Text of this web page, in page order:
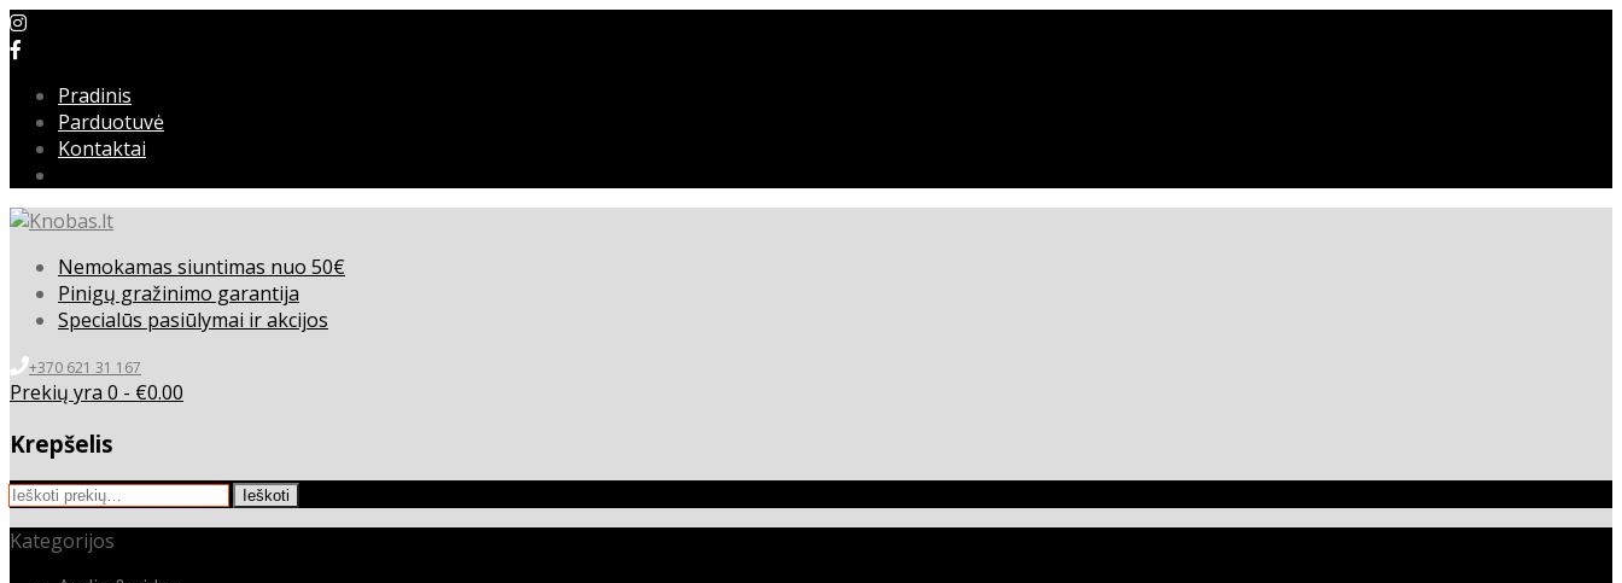
Pradinis
Parduotuvė
Kontaktai
Nemokamas siuntimas nuo 50€
Pinigų gražinimo garantija
Specialūs pasiūlymai ir akcijos
+370 621 31 167
Prekių yra 0 - €0.00
Krepšelis
Ieškoti: Ieškoti
Kategorijos